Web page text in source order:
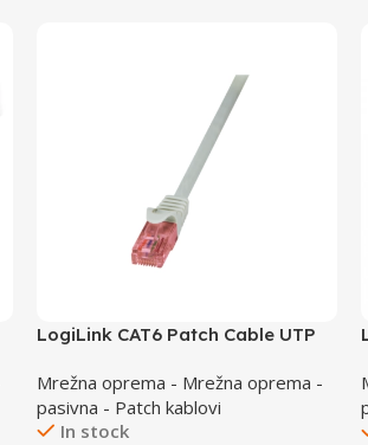
LogiLink CAT6 Patch Cable UTP
Mrežna oprema - Mrežna oprema -
pasivna - Patch kablovi
In stock